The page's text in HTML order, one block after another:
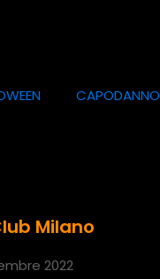
CAPODANNO
Milano
2022